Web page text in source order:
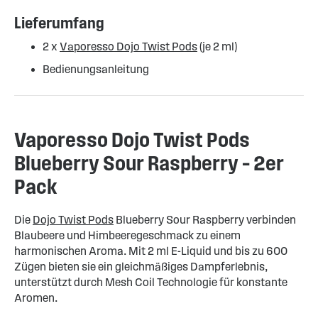
Lieferumfang
2 x Vaporesso Dojo Twist Pods(je 2 ml)
Bedienungsanleitung
Vaporesso Dojo Twist Pods
Blueberry Sour Raspberry – 2er
Pack
Die Dojo Twist Pods Blueberry Sour Raspberry verbinden
Blaubeere und Himbeeregeschmack zu einem
harmonischen Aroma. Mit 2 ml E-Liquid und bis zu 600
Zügen bieten sie ein gleichmäßiges Dampferlebnis,
unterstützt durch Mesh Coil Technologie für konstante
Aromen.